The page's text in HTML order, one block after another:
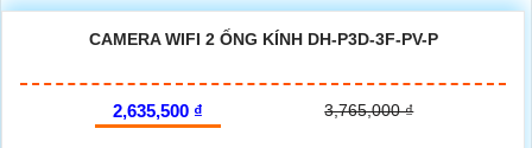
CAMERA WIFI 2 ỐNG KÍNH DH-P3D-3F-PV-P
2,635,500 ₫ 3,765,000 ₫